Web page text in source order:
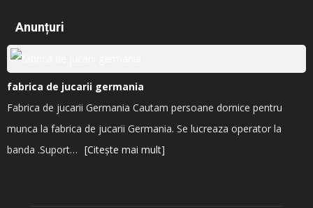
Anunțuri
fabrica de jucarii germania
Fabrica de jucarii Germania Cautam persoane dornice pentru
munca la fabrica de jucarii Germania. Se lucreaza operator la
banda .Suport… [Citește mai mult]